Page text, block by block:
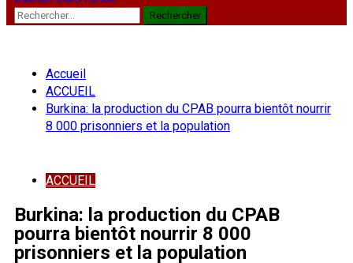
Rechercher :
Accueil
ACCUEIL
Burkina: la production du CPAB pourra bientôt nourrir
8 000 prisonniers et la population
ACCUEIL
Burkina: la production du CPAB
pourra bientôt nourrir 8 000
prisonniers et la population